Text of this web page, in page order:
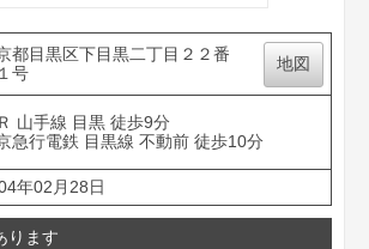
都目黒区下目黒二丁目２２番
号
地図
Ｒ 山手線 目黒 徒歩9分
急行電鉄 目黒線 不動前 徒歩10分
年02月28日
ります